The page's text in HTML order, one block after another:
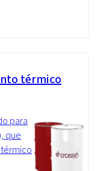
térmico
para
que